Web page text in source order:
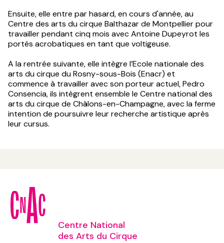
Ensuite, elle entre par hasard, en cours d'année, au
Centre des arts du cirque Balthazar de Montpellier pour
travailler pendant cinq mois avec Antoine Dupeyrot les
portés acrobatiques en tant que voltigeuse.
A la rentrée suivante, elle intègre l’Ecole nationale des
arts du cirque du Rosny-sous-Bois (Enacr) et
commence à travailler avec son porteur actuel, Pedro
Consencia, ils intègrent ensemble le Centre national des
arts du cirque de Châlons-en-Champagne, avec la ferme
intention de poursuivre leur recherche artistique après
leur cursus.
Centre National
des Arts du Cirque